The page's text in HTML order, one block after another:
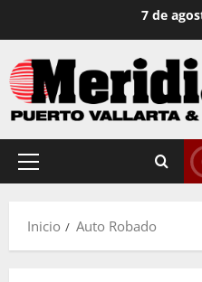
contenido
7 de
Menú
Inicio Auto Robado